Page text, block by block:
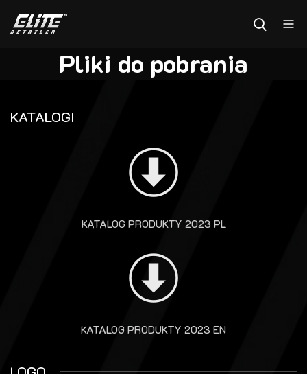
Pliki do pobrania
KATALOGI
KATALOG PRODUKTY 2023 PL
KATALOG PRODUKTY 2023 EN